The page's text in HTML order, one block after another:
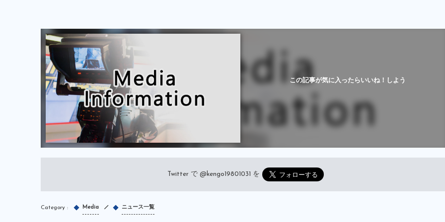
この記事が気に入ったらいいね！しよう
Twitter で @kengo19801031 を
Media ニュース一覧